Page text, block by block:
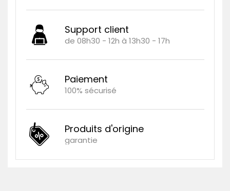
Support client
de 08h30 - 12h à 13h30 - 17h
Paiement
100% sécurisé
Produits d'origine
garantie